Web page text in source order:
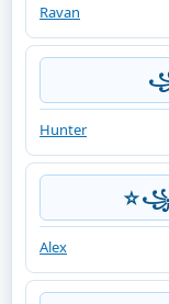
Ravan
Hunter
Alex